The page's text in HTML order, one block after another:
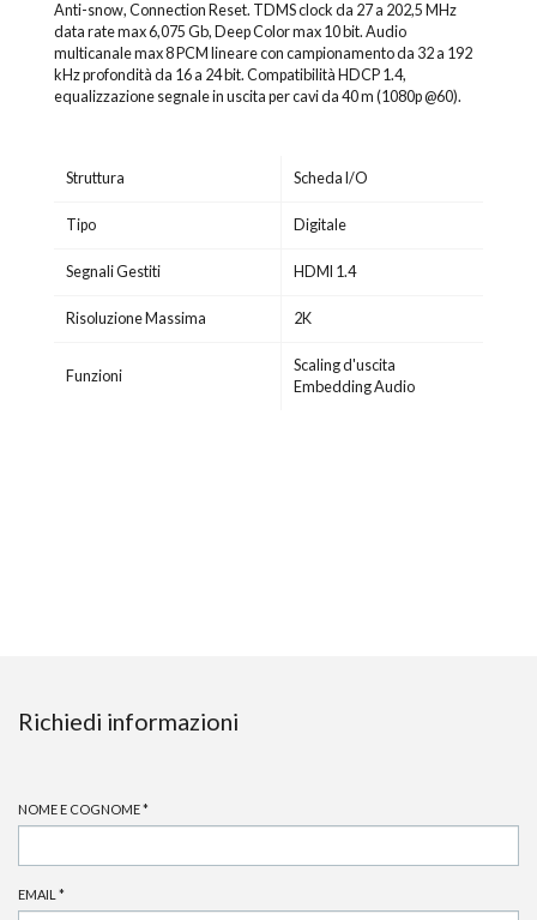
Anti-snow, Connection Reset. TDMS clock da 27 a 202,5 MHz
data rate max 6,075 Gb, Deep Color max 10 bit. Audio
multicanale max 8 PCM lineare con campionamento da 32 a 192
kHz profondità da 16 a 24 bit. Compatibilità HDCP 1.4,
equalizzazione segnale in uscita per cavi da 40 m (1080p @60).
Struttura Scheda I/O
Tipo Digitale
Segnali Gestiti HDMI 1.4
Risoluzione Massima 2K
Funzioni
Scaling d'uscita
Embedding Audio
Richiedi informazioni
NOME E COGNOME*
EMAIL *